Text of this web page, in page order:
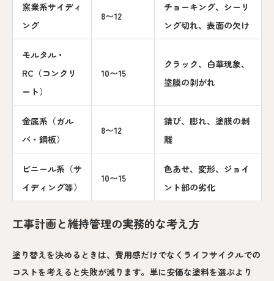
窯業系サイディ
ング
8〜12
チョーキング、シーリ
ング切れ、表面の欠け
モルタル・
RC（コンクリ
ート）
10〜15
クラック、白華現象、
塗膜の剥がれ
金属系（ガル
バ・鋼板）
8〜12
錆び、膨れ、塗膜の剥
離
ビニール系（サ
イディング等）
10〜15
色あせ、変形、ジョイ
ント部の劣化
工事計画と維持管理の実務的な考え方
塗り替えを決めるときは、費用感だけでなくライフサイクルでの
コストを考えると失敗が減ります。単に安価な塗料を選ぶより